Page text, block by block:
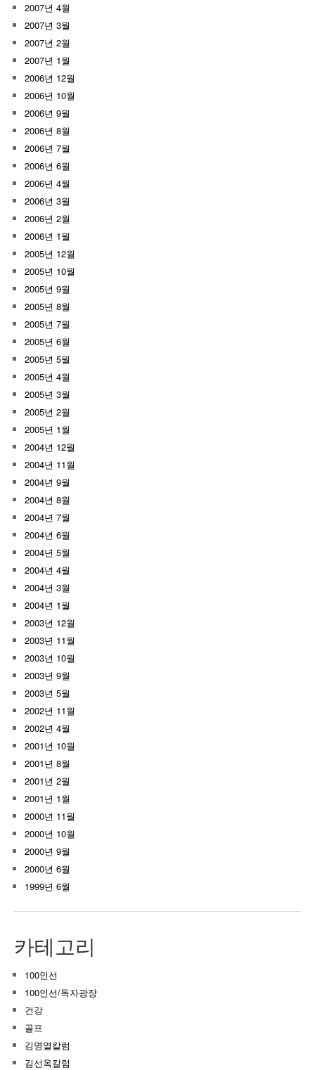
2007년 4월
2007년 3월
2007년 2월
2007년 1월
2006년 12월
2006년 10월
2006년 9월
2006년 8월
2006년 7월
2006년 6월
2006년 4월
2006년 3월
2006년 2월
2006년 1월
2005년 12월
2005년 10월
2005년 9월
2005년 8월
2005년 7월
2005년 6월
2005년 5월
2005년 4월
2005년 3월
2005년 2월
2005년 1월
2004년 12월
2004년 11월
2004년 9월
2004년 8월
2004년 7월
2004년 6월
2004년 5월
2004년 4월
2004년 3월
2004년 1월
2003년 12월
2003년 11월
2003년 10월
2003년 9월
2003년 5월
2002년 11월
2002년 4월
2001년 10월
2001년 8월
2001년 2월
2001년 1월
2000년 11월
2000년 10월
2000년 9월
2000년 6월
1999년 6월
카테고리
100인선
100인선/독자광장
건강
골프
김명열칼럼
김선옥칼럼